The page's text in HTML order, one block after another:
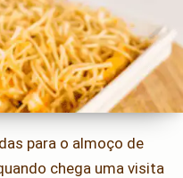
para o almoço de
chega uma visita